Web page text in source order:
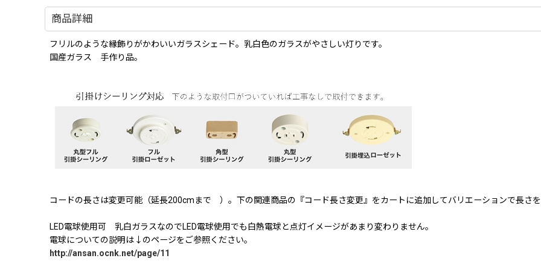
商品詳細
フリルのような縁飾りがかわいいガラスシェード。乳白色のガラスがやさしい灯りです。
国産ガラス 手作り品。
コードの長さは変更可能（延長200cmまで ）。下の関連商品の『コード長さ変更』をカートに追加してバリエーションで長さを
LED電球使用可 乳白ガラスなのでLED電球使用でも白熱電球と点灯イメージがあまり変わりません。
電球についての説明は↓のページをご参照ください。
http://ansan.ocnk.net/page/11